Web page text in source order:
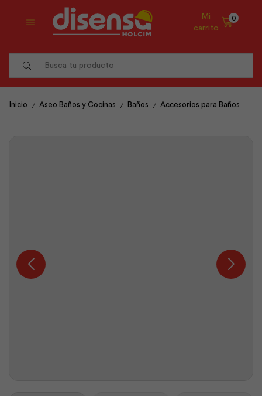
Mi
carrito
0
Inicio / Aseo Baños y Cocinas / Baños / Accesorios para Baños